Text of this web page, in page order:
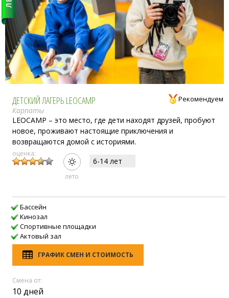
ДЕТСКИЙ ЛАГЕРЬ LEOCAMP
Карпаты
LEOCAMP – это место, где дети находят друзей, пробуют
новое, проживают настоящие приключения и
возвращаются домой с историями.
оценка:
лето
Рекомендуем
6-14 лет
Бассейн
Кинозал
Спортивные площадки
Актовый зал
ГРАФИК СМЕН И СТОИМОСТЬ
Смена от:
10 дней